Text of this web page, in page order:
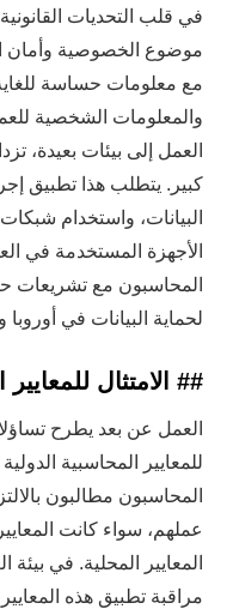
في قلب التحديات
موضوع الخصوصية وأمان
مع معلومات حساسة
والمعلومات الشخصية
العمل إلى بيئات بعيدة،
كبير. يتطلب هذا تطبيق
البيانات، واستخدام
الأجهزة المستخدمة في
المحاسبون مع تشريعات
لحماية البيانات في
## الامتثال
العمل عن بعد يطرح
للمعايير المحاسبية
المحاسبون مطالبون
عملهم، سواء كانت المعايير
المعايير المحلية. في
مراقبة تطبيق هذه